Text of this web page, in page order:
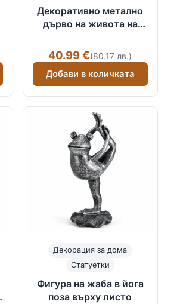
Декоративно метално
дърво на живота на
40.99 €(80.17 лв.)
Добави в количката
Декорация за дома
Статуетки
Фигура на жаба в йога
поза върху листо